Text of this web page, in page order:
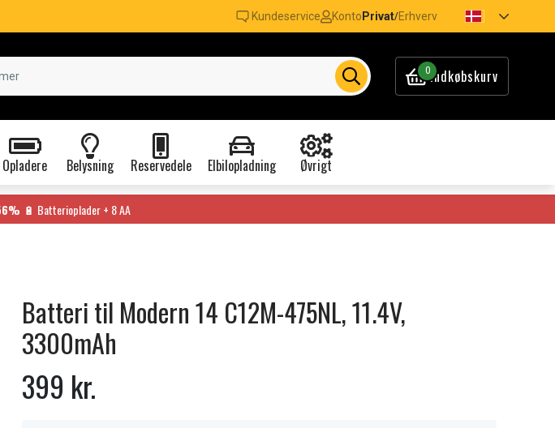
Kundeservice Konto Privat/Erhverv
0Indkøbskurv
Opladere Belysning Reservedele Elbilopladning Øvrigt
🔋 Batterioplader + 8 AA
Batteri til Modern 14 C12M-475NL, 11.4V,
3300mAh
399 kr.